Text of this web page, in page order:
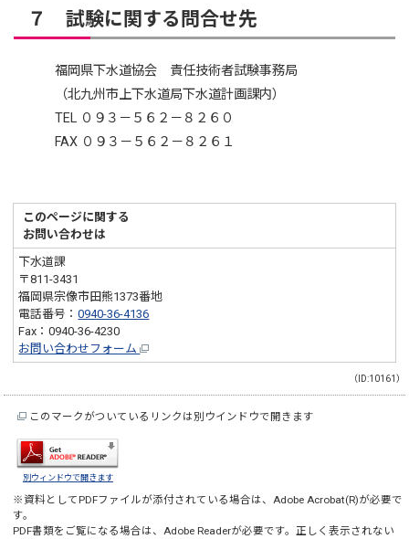
７ 試験に関する問合せ先
福岡県下水道協会 責任技術者試験事務局
（北九州市上下水道局下水道計画課内）
TEL ０９３－５６２－８２６０
FAX ０９３－５６２－８２６１
このページに関する
お問い合わせは
下水道課
〒811-3431
福岡県宗像市田熊1373番地
電話番号：0940-36-4136
Fax：0940-36-4230
お問い合わせフォーム
（ID:10161）
このマークがついているリンクは別ウインドウで開きます
別ウィンドウで開きます
※資料としてPDFファイルが添付されている場合は、Adobe Acrobat(R)が必要で
す。
PDF書類をご覧になる場合は、Adobe Readerが必要です。正しく表示されない